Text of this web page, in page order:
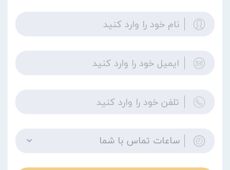
ساعات تماس با شما